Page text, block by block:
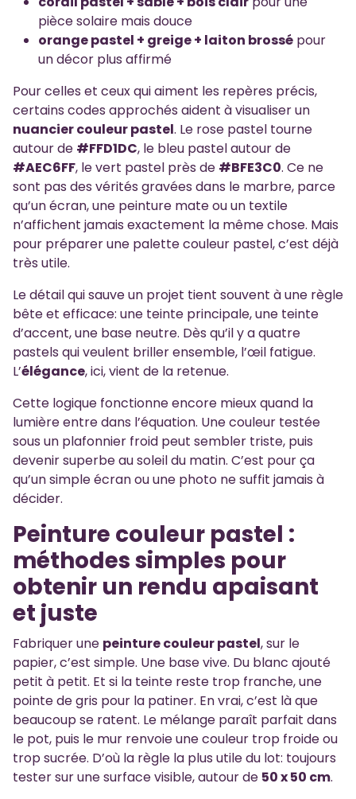
pièce solaire mais douce
orange pastel + greige + laiton brossé pour
un décor plus affirmé
Pour celles et ceux qui aiment les repères précis,
certains codes approchés aident à visualiser un
nuancier couleur pastel. Le rose pastel tourne
autour de #FFD1DC, le bleu pastel autour de
#AEC6FF, le vert pastel près de #BFE3C0. Ce ne
sont pas des vérités gravées dans le marbre, parce
qu’un écran, une peinture mate ou un textile
n’affichent jamais exactement la même chose. Mais
pour préparer une palette couleur pastel, c’est déjà
très utile.
Le détail qui sauve un projet tient souvent à une règle
bête et efficace: une teinte principale, une teinte
d’accent, une base neutre. Dès qu’il y a quatre
pastels qui veulent briller ensemble, l’œil fatigue.
L’élégance, ici, vient de la retenue.
Cette logique fonctionne encore mieux quand la
lumière entre dans l’équation. Une couleur testée
sous un plafonnier froid peut sembler triste, puis
devenir superbe au soleil du matin. C’est pour ça
qu’un simple écran ou une photo ne suffit jamais à
décider.
Peinture couleur pastel :
méthodes simples pour
obtenir un rendu apaisant
et juste
Fabriquer une peinture couleur pastel, sur le
papier, c’est simple. Une base vive. Du blanc ajouté
petit à petit. Et si la teinte reste trop franche, une
pointe de gris pour la patiner. En vrai, c’est là que
beaucoup se ratent. Le mélange paraît parfait dans
le pot, puis le mur renvoie une couleur trop froide ou
trop sucrée. D’où la règle la plus utile du lot: toujours
tester sur une surface visible, autour de 50 x 50 cm.